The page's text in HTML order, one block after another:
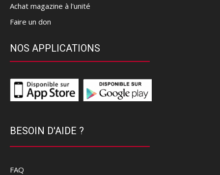
Achat magazine à l'unité
Faire un don
NOS APPLICATIONS
BESOIN D'AIDE ?
FAQ